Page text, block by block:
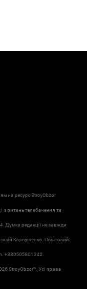
на ресурс StroyObzor
з питань телебачення та
Думка редакції не завжди
Карпушенко. Поштовий
+380505801342.
StroyObzor™. Усі права